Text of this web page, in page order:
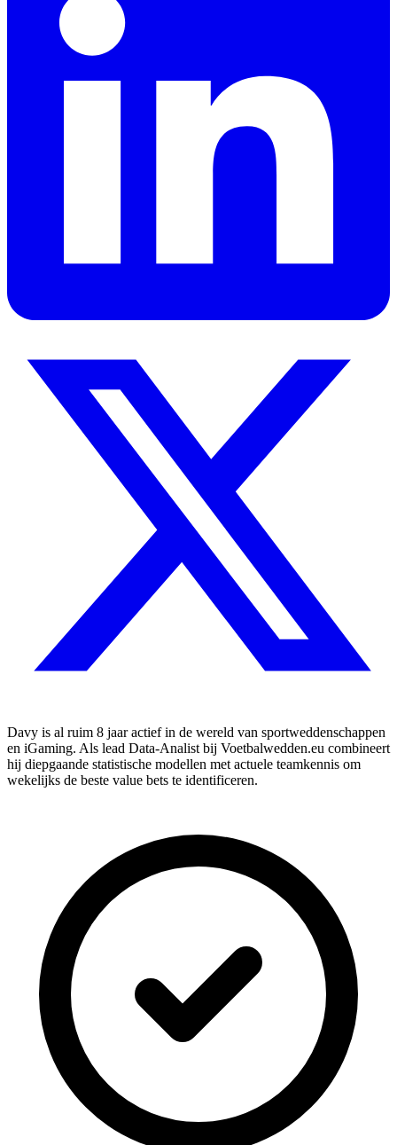
Davy is al ruim 8 jaar actief in de wereld van sportweddenschappen
en iGaming. Als lead Data-Analist bij Voetbalwedden.eu combineert
hij diepgaande statistische modellen met actuele teamkennis om
wekelijks de beste value bets te identificeren.